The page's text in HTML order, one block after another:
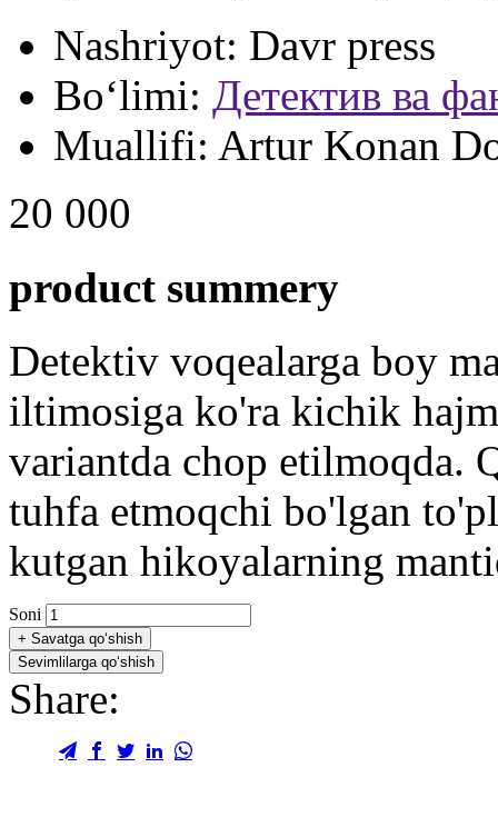
Nashriyot: Davr press
Bo‘limi: Детектив ва
Muallifi: Artur Konan
20 000
product summery
Detektiv voqealarga boy
iltimosiga ko'ra kichik
variantda chop etilmoqda.
tuhfa etmoqchi bo'lgan
kutgan hikoyalarning
Soni
+ Savatga qo‘shish
Sevimlilarga qo‘shish
Share: